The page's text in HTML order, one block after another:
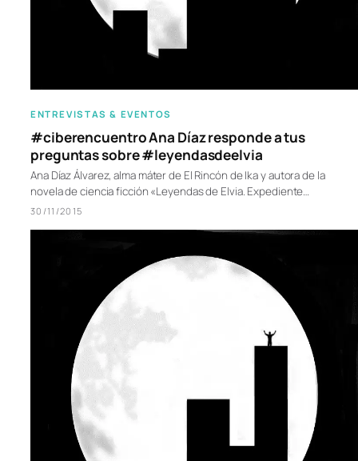
ENTREVISTAS & EVENTOS
#ciberencuentro Ana Díaz responde a tus
preguntas sobre #leyendasdeelvia
Ana Díaz Álvarez, alma máter de El Rincón de Ika y autora de la
novela de ciencia ficción «Leyendas de Elvia. Expediente…
30/11/2015